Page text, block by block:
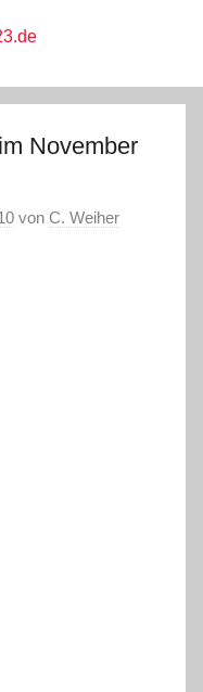
November
von C. Weiher